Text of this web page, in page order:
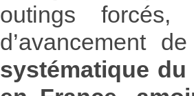
outings
d’avancement
systématique